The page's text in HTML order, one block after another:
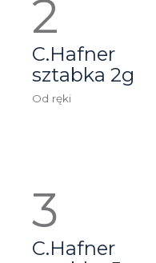
C.Hafner
sztabka 2g
Od ręki
C.Hafner